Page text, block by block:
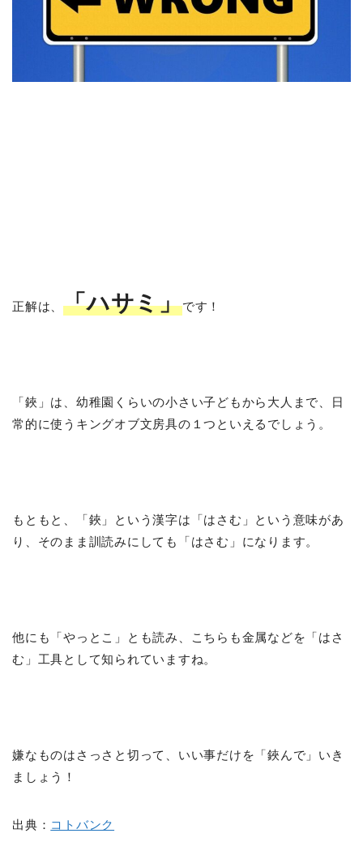
正解は、「ハサミ」です！
「鋏」は、幼稚園くらいの小さい子どもから大人まで、日
常的に使うキングオブ文房具の１つといえるでしょう。
もともと、「鋏」という漢字は「はさむ」という意味があ
り、そのまま訓読みにしても「はさむ」になります。
他にも「やっとこ」とも読み、こちらも金属などを「はさ
む」工具として知られていますね。
嫌なものはさっさと切って、いい事だけを「鋏んで」いき
ましょう！
出典： コトバンク